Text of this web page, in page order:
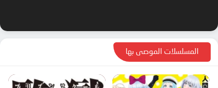
المسلسلات الموصى بها